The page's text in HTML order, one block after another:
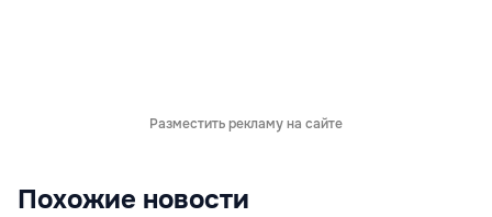
Разместить рекламу на сайте
Похожие новости